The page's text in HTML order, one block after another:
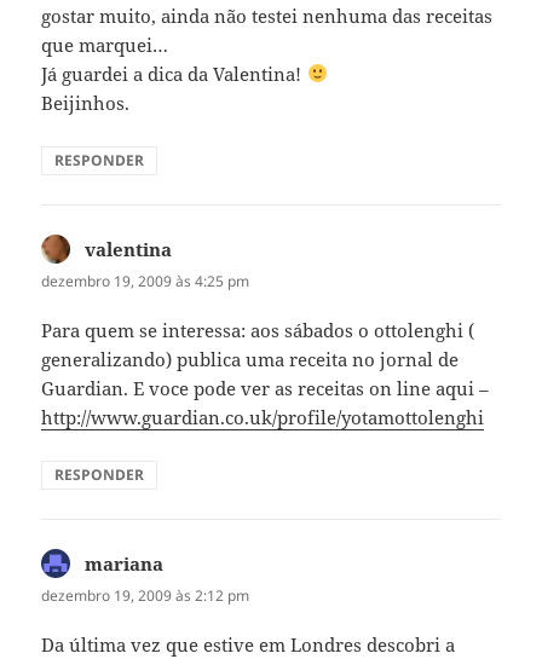
gostar muito, ainda não testei nenhuma das receitas
que marquei…
Já guardei a dica da Valentina!
Beijinhos.
RESPONDER
valentina
dezembro 19, 2009 às 4:25 pm
Para quem se interessa: aos sábados o ottolenghi (
generalizando) publica uma receita no jornal de
Guardian. E voce pode ver as receitas on line aqui –
http://www.guardian.co.uk/profile/yotamottolenghi
RESPONDER
mariana
dezembro 19, 2009 às 2:12 pm
Da última vez que estive em Londres descobri a